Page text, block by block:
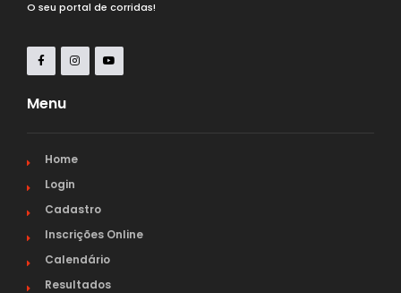
O seu portal de corridas!
Menu
Home
Login
Cadastro
Inscrições Online
Calendário
Resultados